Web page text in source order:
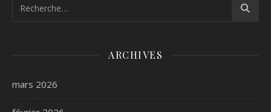
ARCHIVES
mars 2026